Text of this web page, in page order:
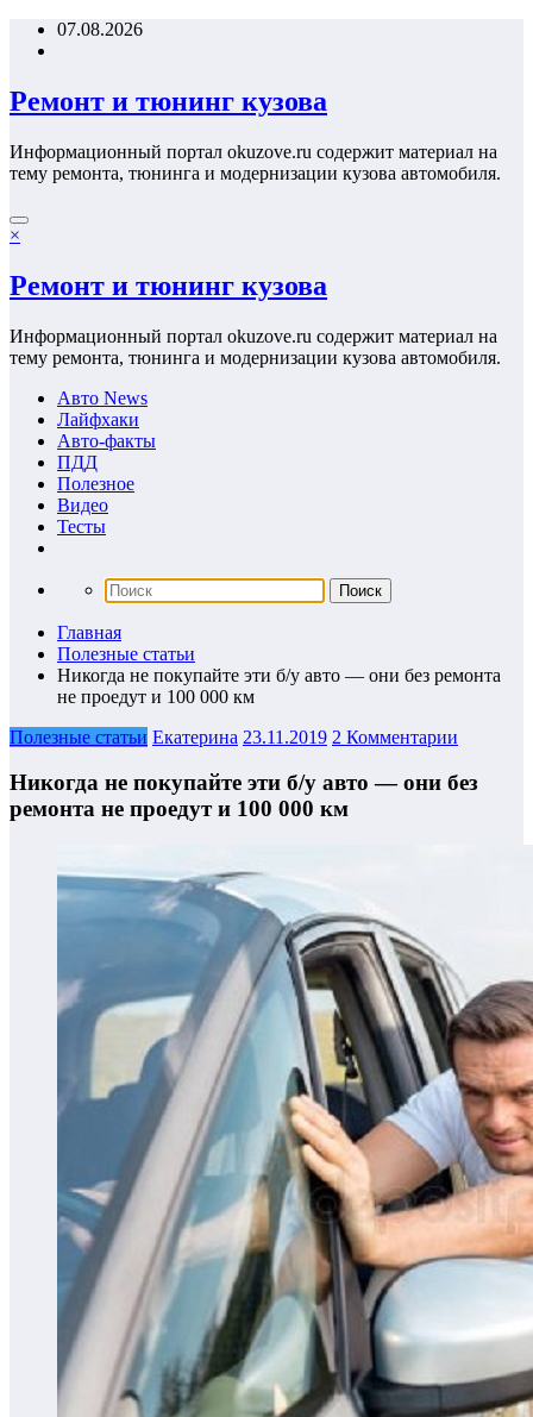
Перейти07.08.2026
Ремонт и тюнинг кузова
Информационный портал okuzove.ru содержит материал на
тему ремонта, тюнинга и модернизации кузова автомобиля.
×
Ремонт и тюнинг кузова
Информационный портал okuzove.ru содержит материал на
тему ремонта, тюнинга и модернизации кузова автомобиля.
Авто News
Лайфхаки
Авто-факты
ПДД
Полезное
Видео
Тесты
Главная
Полезные статьи
Никогда не покупайте эти б/у авто — они без ремонта
не проедут и 100 000 км
Полезные статьи Екатерина 23.11.2019 2 Комментарии
Никогда не покупайте эти б/у авто — они без
ремонта не проедут и 100 000 км